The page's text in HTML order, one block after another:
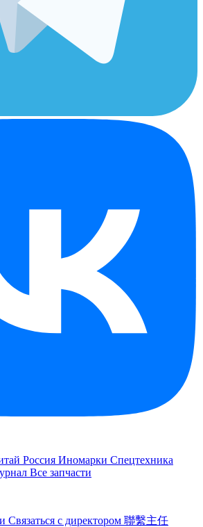
Россия Иномарки Спецтехника
Все запчасти
Связаться с директором 聯繫主任